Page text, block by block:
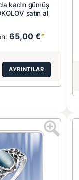
kadın gümüş
satın al
65,00 €*
AYRINTILAR